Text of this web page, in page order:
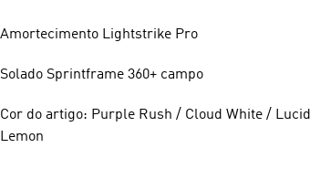
Amortecimento Lightstrike Pro
Solado Sprintframe 360+ campo
Cor do artigo: Purple Rush / Cloud White / Lucid
Lemon